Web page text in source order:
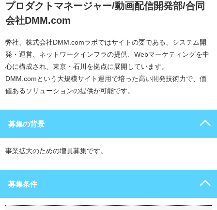
プロダクトマネージャー/動画配信開発部/合同
会社DMM.com
弊社、株式会社DMM.comラボではサイトの要である、システム開
発・運営、ネットワークインフラの提供、Webマーケティングを中
心に構成され、東京・石川を拠点に展開しています。
DMM.comという大規模サイト運用で培った高い開発技術力で、価
値あるソリューションの提供が可能です。
募集の背景
事業拡大のための増員募集です。
募集条件